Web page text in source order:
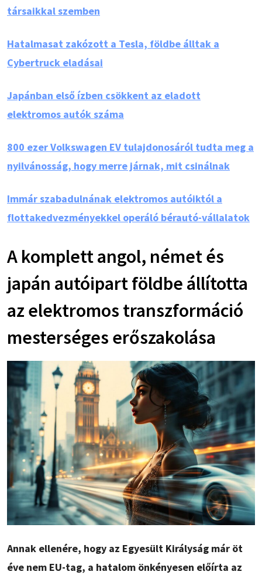
társaikkal szemben
Hatalmasat zakózott a Tesla, földbe álltak a
Cybertruck eladásai
Japánban első ízben csökkent az eladott
elektromos autók száma
800 ezer Volkswagen EV tulajdonosáról tudta meg a
nyilvánosság, hogy merre járnak, mit csinálnak
Immár szabadulnának elektromos autóiktól a
flottakedvezményekkel operáló bérautó-vállalatok
A komplett angol, német és
japán autóipart földbe állította
az elektromos transzformáció
mesterséges erőszakolása
Annak ellenére, hogy az Egyesült Királyság már öt
éve nem EU-tag, a hatalom önkényesen előírta az